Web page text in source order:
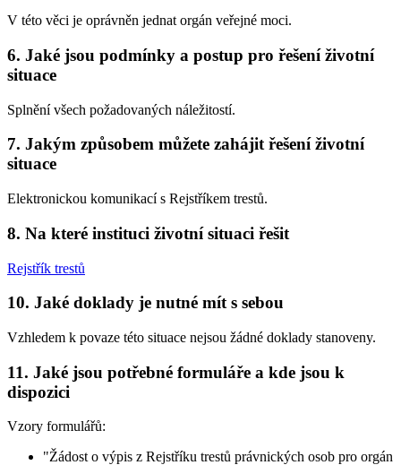
V této věci je oprávněn jednat orgán veřejné moci.
6. Jaké jsou podmínky a postup pro řešení životní
situace
Splnění všech požadovaných náležitostí.
7. Jakým způsobem můžete zahájit řešení životní
situace
Elektronickou komunikací s Rejstříkem trestů.
8. Na které instituci životní situaci řešit
Rejstřík trestů
10. Jaké doklady je nutné mít s sebou
Vzhledem k povaze této situace nejsou žádné doklady stanoveny.
11. Jaké jsou potřebné formuláře a kde jsou k
dispozici
Vzory formulářů:
"Žádost o výpis z Rejstříku trestů právnických osob pro orgán